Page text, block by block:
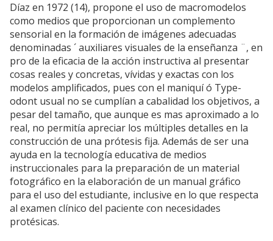
Díaz en 1972 (14), propone el uso de macromodelos
como medios que proporcionan un complemento
sensorial en la formación de imágenes adecuadas
denominadas ´ auxiliares visuales de la enseñanza ¨, en
pro de la eficacia de la acción instructiva al presentar
cosas reales y concretas, vívidas y exactas con los
modelos amplificados, pues con el maniquí ó Type-
odont usual no se cumplían a cabalidad los objetivos, a
pesar del tamaño, que aunque es mas aproximado a lo
real, no permitía apreciar los múltiples detalles en la
construcción de una prótesis fija. Además de ser una
ayuda en la tecnología educativa de medios
instruccionales para la preparación de un material
fotográfico en la elaboración de un manual gráfico
para el uso del estudiante, inclusive en lo que respecta
al examen clínico del paciente con necesidades
protésicas.